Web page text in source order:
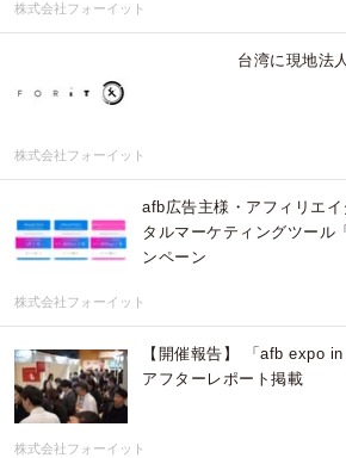
株式会社フォーイット
台湾に現地法
株式会社フォーイット
afb広告主様・アフィリエ
タルマーケティングツール
ンペーン
株式会社フォーイット
【開催報告】 「afb expo
アフターレポート掲載
株式会社フォーイット